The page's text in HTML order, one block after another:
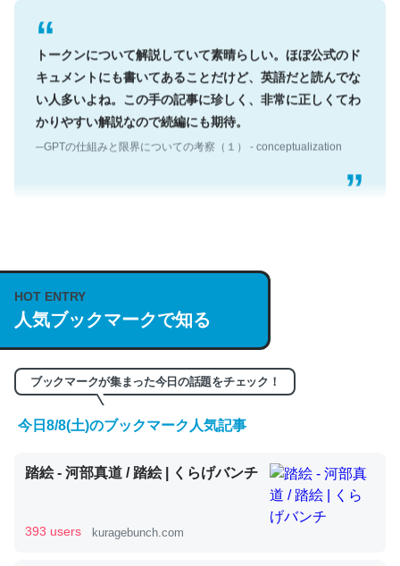
トークンについて解説していて素晴らしい。ほぼ公式のド
キュメントにも書いてあることだけど、英語だと読んでな
い人多いよね。この手の記事に珍しく、非常に正しくてわ
かりやすい解説なので続編にも期待。
─GPTの仕組みと限界についての考察（１） - conceptualization
説してる記事が少ないので貴重な良記事。/続編来た
https://isobe324649.hatenablog.com/entry/2023/03/27
/064121
─GPTの仕組みと限界についての考察（１） - conceptualization
これは良記事。32768トークンだと英語小説100ページ分
くらい。小説でいう「ずっと前の伏線」は回収されないけ
ど、短期記憶というには多い分量。進化すればするほど分
かりやすく強くなりそう
HOT ENTRY
人気ブックマークで知る
ブックマークが集まった今日の話題をチェック！
今日8/8(土)のブックマーク人気記事
踏絵 - 河部真道 / 踏絵 | くらげバンチ
393 users kuragebunch.com